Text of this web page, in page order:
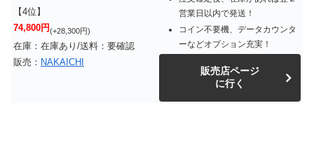
【4位】
74,800円(+28,300円)
在庫：在庫あり/送料：要確認
販売： NAKAICHI
営業日以内で発送！
コイン不要機、データカウンタ
ーなどオプション充実！
販売店ページ
に行く